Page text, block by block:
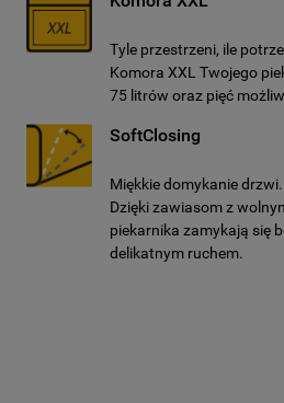
Tyle przestrzeni, ile
Komora XXL Twojego
75 litrów oraz pięć
SoftClosing
Miękkie domykanie drzwi.
Dzięki zawiasom z
piekarnika zamykają się
delikatnym ruchem.